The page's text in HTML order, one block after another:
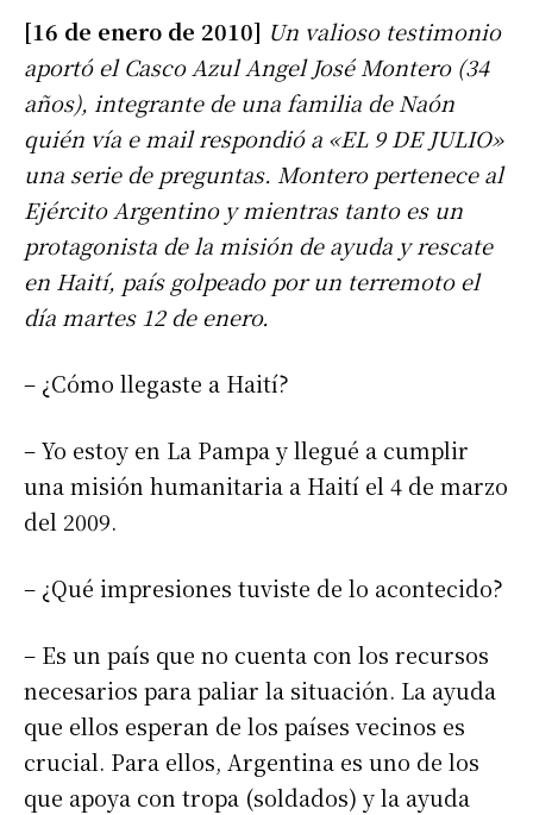
[16 de enero de 2010] Un valioso testimonio
aportó el Casco Azul Angel José Montero (34
años), integrante de una familia de Naón
quién vía e mail respondió a «EL 9 DE JULIO»
una serie de preguntas. Montero pertenece al
Ejército Argentino y mientras tanto es un
protagonista de la misión de ayuda y rescate
en Haití, país golpeado por un terremoto el
día martes 12 de enero.
– ¿Cómo llegaste a Haití?
– Yo estoy en La Pampa y llegué a cumplir
una misión humanitaria a Haití el 4 de marzo
del 2009.
– ¿Qué impresiones tuviste de lo acontecido?
– Es un país que no cuenta con los recursos
necesarios para paliar la situación. La ayuda
que ellos esperan de los países vecinos es
crucial. Para ellos, Argentina es uno de los
que apoya con tropa (soldados) y la ayuda